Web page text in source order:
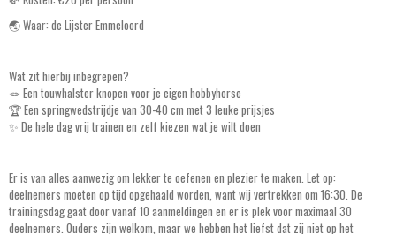
🌏 Waar: de Lijster Emmeloord
Wat zit hierbij inbegrepen?
🪢 Een touwhalster knopen voor je eigen hobbyhorse
🏆 Een springwedstrijdje van 30-40 cm met 3 leuke prijsjes
✨ De hele dag vrij trainen en zelf kiezen wat je wilt doen
Er is van alles aanwezig om lekker te oefenen en plezier te maken. Let op:
deelnemers moeten op tijd opgehaald worden, want wij vertrekken om 16:30. De
trainingsdag gaat door vanaf 10 aanmeldingen en er is plek voor maximaal 30
deelnemers. Ouders zijn welkom, maar we hebben het liefst dat zij niet op het